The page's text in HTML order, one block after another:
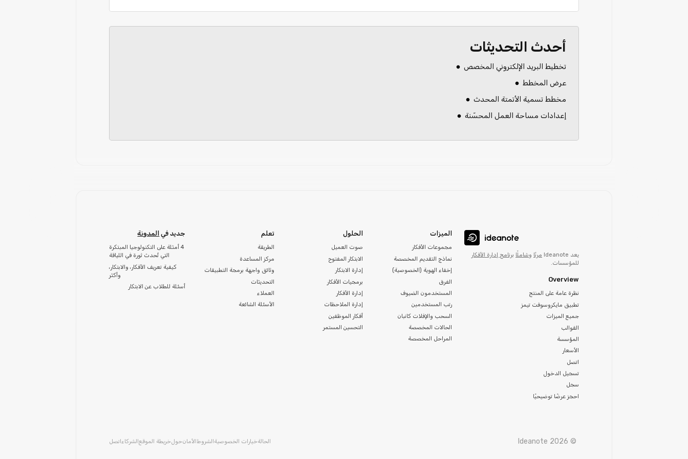
أحدث التحديثات
تخطيط البريد الإلكتروني المخصص
عرض المخطط
مخطط تسمية الأتمتة المحدث
إعدادات مساحة العمل المحسّنة
يعد Ideanote مرنًا وشاملًا برنامج إدارة الأفكار
للمؤسسات.
Overview
نظرة عامة على المنتج
تطبيق مايكروسوفت تيمز
جميع الميزات
القوالب
المؤسسة
الأسعار
اتصل
تسجيل الدخول
سجل
احجز عرضًا توضيحيًا
الميزات
مجموعات الأفكار
نماذج التقديم المخصصة
إخفاء الهوية (الخصوصية)
الفرق
المستخدمون الضيوف
رتب المستخدمين
السحب والإفلات كانبان
الحالات المخصصة
المراحل المخصصة
الحلول
صوت العميل
الابتكار المفتوح
إدارة الابتكار
برمجيات الأفكار
إدارة الأفكار
إدارة الملاحظات
أفكار الموظفين
التحسين المستمر
تعلم
الطريقة
مركز المساعدة
وثائق واجهة برمجة التطبيقات
التحديثات
العملاء
الأسئلة الشائعة
جديد في المدونة
4 أمثلة على التكنولوجيا المبتكرة
التي تُحدث ثورة في اللياقة
كيفية تعريف الأفكار، والابتكار،
وأكثر
أسئلة للطلاب عن الابتكار
© Ideanote 2026 الحالةخيارات الخصوصيةالشروطالأمانحولخريطة الموقعالشركاءاتصل